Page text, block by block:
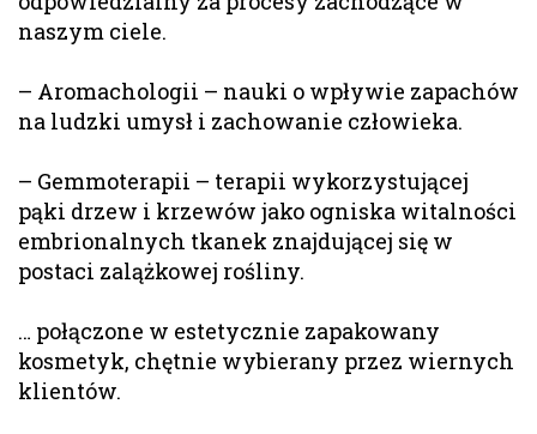
naszym ciele.
– Aromachologii – nauki o wpływie zapachów
na ludzki umysł i zachowanie człowieka.
– Gemmoterapii – terapii wykorzystującej
pąki drzew i krzewów jako ogniska witalności
embrionalnych tkanek znajdującej się w
postaci zalążkowej rośliny.
… połączone w estetycznie zapakowany
kosmetyk, chętnie wybierany przez wiernych
klientów.